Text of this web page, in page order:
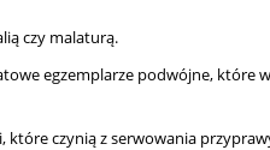
czy malaturą.
egzemplarze podwójne, które
czynią z serwowania